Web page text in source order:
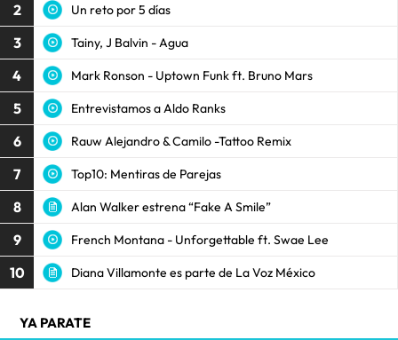
2 Un reto por 5 días
3 Tainy, J Balvin - Agua
4 Mark Ronson - Uptown Funk ft. Bruno Mars
5 Entrevistamos a Aldo Ranks
6 Rauw Alejandro & Camilo -Tattoo Remix
7 Top10: Mentiras de Parejas
8 Alan Walker estrena “Fake A Smile”
9 French Montana - Unforgettable ft. Swae Lee
10 Diana Villamonte es parte de La Voz México
YA PARATE